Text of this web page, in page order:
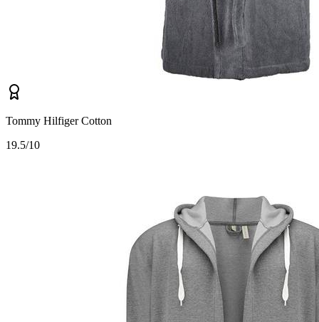
Tommy Hilfiger Cotton
19.5/10